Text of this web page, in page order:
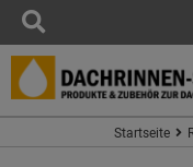
Startseite